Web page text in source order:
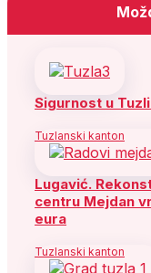
Sigurnost u
Tuzlanski kanton
Lugavić.
centru Mejdan
eura
Tuzlanski kanton